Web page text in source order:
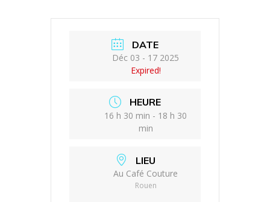
DATE
Déc 03 - 17 2025
Expired!
HEURE
16 h 30 min - 18 h 30
min
LIEU
Au Café Couture
Rouen